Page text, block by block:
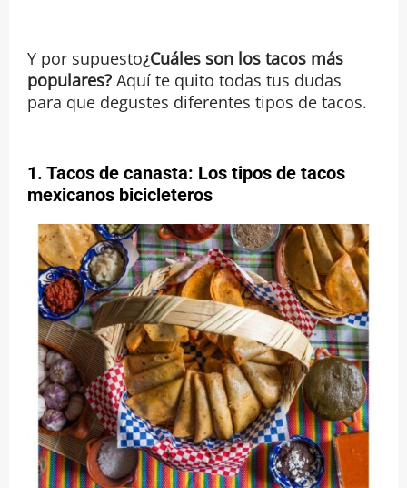
Y por supuesto¿Cuáles son los tacos más
populares?Aquí te quito todas tus dudas
para que degustes diferentes tipos de tacos.
1. Tacos de canasta: Los tipos de tacos
mexicanos bicicleteros